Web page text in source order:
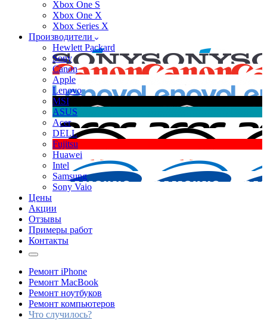
Xbox One S
Xbox One X
Xbox Series X
Производители
Hewlett Packard
Sony
Canon
Apple
Lenovo
MSI
ASUS
Acer
DELL
Fujitsu
Huawei
Intel
Samsung
Sony Vaio
Цены
Акции
Отзывы
Примеры работ
Контакты
Ремонт iPhone
Ремонт MacBook
Ремонт ноутбуков
Ремонт компьютеров
Что случилось?